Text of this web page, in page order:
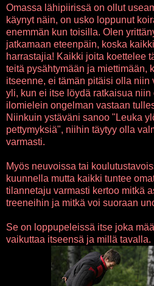
Omassa lähipiirissä on ollut
käynyt näin, on usko loppunut
enemmän kun toisilla. Olen
jatkamaan eteenpäin, koska
harrastajia! Kaikki joita koettelee
teitä pysähtymään ja miettimään,
itseenne, ei tämän pitäisi olla niin
yli, kun ei itse löydä ratkaisua
ilomielein ongelman vastaan
Niinkuin ystäväni sanoo "Leuka
pettymyksiä", niihin täytyy olla
varmasti.
Myös neuvoissa tai
kuunnella mutta kaikki tuntee
tilannetaju varmasti kertoo mitkä
treeneihin ja mitkä voi suoraan
Se on loppupeleissä itse joka
vaikuttaa itseensä ja millä tavalla.